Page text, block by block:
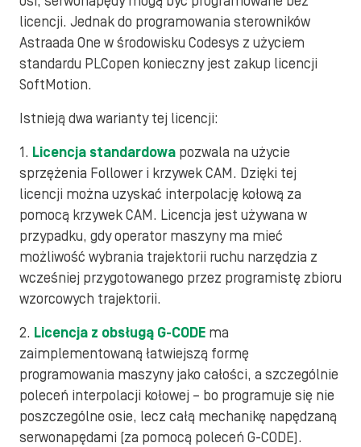
licencji. Jednak do programowania sterowników
Astraada One w środowisku Codesys z użyciem
standardu PLCopen konieczny jest zakup licencji
SoftMotion.
Istnieją dwa warianty tej licencji:
1. Licencja standardowa pozwala na użycie
sprzężenia Follower i krzywek CAM. Dzięki tej
licencji można uzyskać interpolację kołową za
pomocą krzywek CAM. Licencja jest używana w
przypadku, gdy operator maszyny ma mieć
możliwość wybrania trajektorii ruchu narzędzia z
wcześniej przygotowanego przez programistę zbioru
wzorcowych trajektorii.
2. Licencja z obsługą G-CODE ma
zaimplementowaną łatwiejszą formę
programowania maszyny jako całości, a szczególnie
poleceń interpolacji kołowej – bo programuje się nie
poszczególne osie, lecz całą mechanikę napędzaną
serwonapędami (za pomocą poleceń G-CODE).